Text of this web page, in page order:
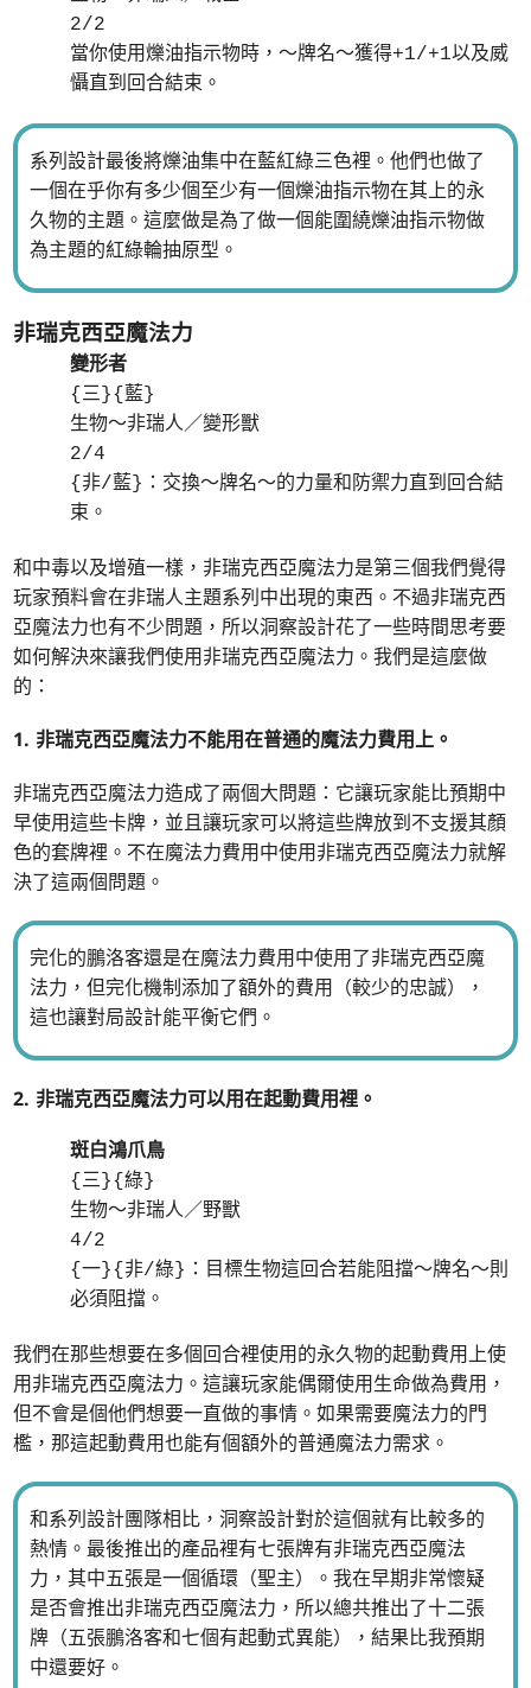
2/2
當你使用爍油指示物時，～牌名～獲得+1/+1以及威
懾直到回合結束。
系列設計最後將爍油集中在藍紅綠三色裡。他們也做了
一個在乎你有多少個至少有一個爍油指示物在其上的永
久物的主題。這麼做是為了做一個能圍繞爍油指示物做
為主題的紅綠輪抽原型。
非瑞克西亞魔法力
變形者
{三}{藍}
生物～非瑞人／變形獸
2/4
{非/藍}：交換～牌名～的力量和防禦力直到回合結
束。
和中毒以及增殖一樣，非瑞克西亞魔法力是第三個我們覺得
玩家預料會在非瑞人主題系列中出現的東西。不過非瑞克西
亞魔法力也有不少問題，所以洞察設計花了一些時間思考要
如何解決來讓我們使用非瑞克西亞魔法力。我們是這麼做
的：
1. 非瑞克西亞魔法力不能用在普通的魔法力費用上。
非瑞克西亞魔法力造成了兩個大問題：它讓玩家能比預期中
早使用這些卡牌，並且讓玩家可以將這些牌放到不支援其顏
色的套牌裡。不在魔法力費用中使用非瑞克西亞魔法力就解
決了這兩個問題。
完化的鵬洛客還是在魔法力費用中使用了非瑞克西亞魔
法力，但完化機制添加了額外的費用（較少的忠誠），
這也讓對局設計能平衡它們。
2. 非瑞克西亞魔法力可以用在起動費用裡。
斑白鴻爪鳥
{三}{綠}
生物～非瑞人／野獸
4/2
{一}{非/綠}：目標生物這回合若能阻擋～牌名～則
必須阻擋。
我們在那些想要在多個回合裡使用的永久物的起動費用上使
用非瑞克西亞魔法力。這讓玩家能偶爾使用生命做為費用，
但不會是個他們想要一直做的事情。如果需要魔法力的門
檻，那這起動費用也能有個額外的普通魔法力需求。
和系列設計團隊相比，洞察設計對於這個就有比較多的
熱情。最後推出的產品裡有七張牌有非瑞克西亞魔法
力，其中五張是一個循環（聖主）。我在早期非常懷疑
是否會推出非瑞克西亞魔法力，所以總共推出了十二張
牌（五張鵬洛客和七個有起動式異能），結果比我預期
中還要好。